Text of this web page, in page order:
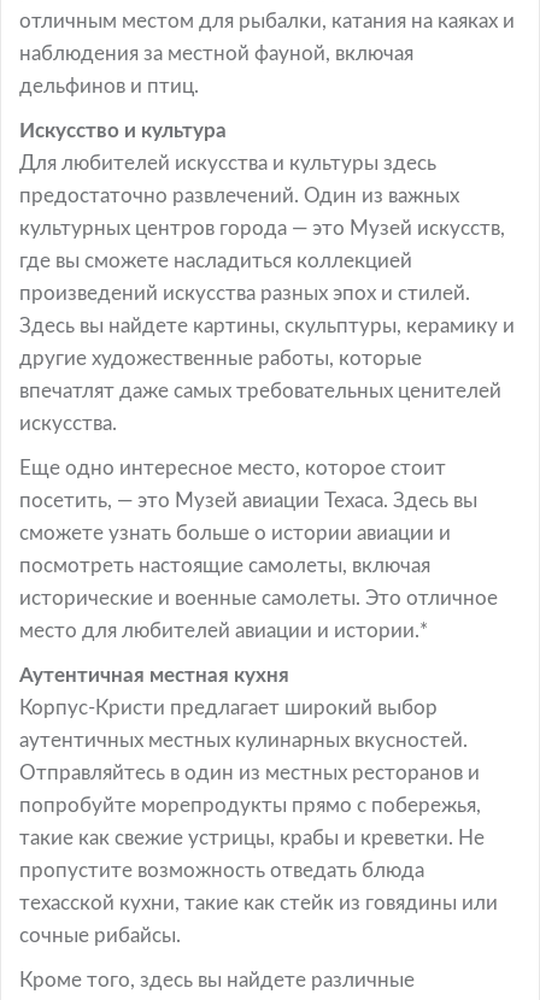
отличным местом для рыбалки, катания на каяках и
наблюдения за местной фауной, включая
дельфинов и птиц.
Искусство и культура
Для любителей искусства и культуры здесь
предостаточно развлечений. Один из важных
культурных центров города — это Музей искусств,
где вы сможете насладиться коллекцией
произведений искусства разных эпох и стилей.
Здесь вы найдете картины, скульптуры, керамику и
другие художественные работы, которые
впечатлят даже самых требовательных ценителей
искусства.
Еще одно интересное место, которое стоит
посетить, — это Музей авиации Техаса. Здесь вы
сможете узнать больше о истории авиации и
посмотреть настоящие самолеты, включая
исторические и военные самолеты. Это отличное
место для любителей авиации и истории.*
Аутентичная местная кухня
Корпус-Кристи предлагает широкий выбор
аутентичных местных кулинарных вкусностей.
Отправляйтесь в один из местных ресторанов и
попробуйте морепродукты прямо с побережья,
такие как свежие устрицы, крабы и креветки. Не
пропустите возможность отведать блюда
техасской кухни, такие как стейк из говядины или
сочные рибайсы.
Кроме того, здесь вы найдете различные